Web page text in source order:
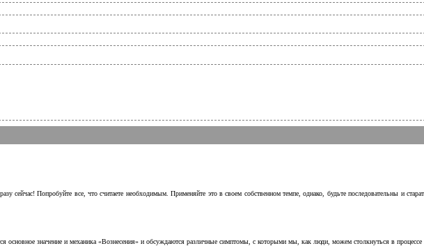
сейчас! Попробуйте все, что считаете необходимым. Применяйте это в своем собственном темпе, однако, будьте последовательны и
основное значение и механика «Вознесения» и обсуждаются различные симптомы, с которыми мы, как люди, можем столкнуться в